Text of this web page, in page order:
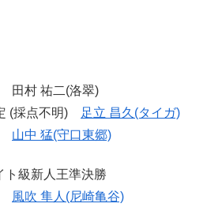
村 祐二(洛翠)
(採点不明)
足立 昌久(タイガ)
山中 猛(守口東郷)
ト級新人王準決勝
風吹 隼人(尼崎亀谷)